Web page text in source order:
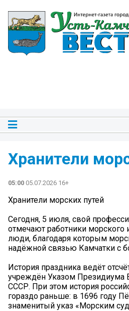
Хранители
05:00 05.07.2026 16+
Хранители морских путей
Сегодня, 5 июля, свой
отмечают работники морского
люди, благодаря которым
надёжной связью Камчатки с
История праздника ведёт
учреждён Указом Президиума
СССР. При этом история
гораздо раньше: в 1696 году
знаменитый указ «Морским